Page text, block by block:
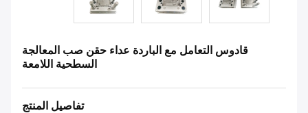
قادوس التعامل مع الباردة عداء حقن صب المعالجة
السطحية اللامعة
تفاصيل المنتج